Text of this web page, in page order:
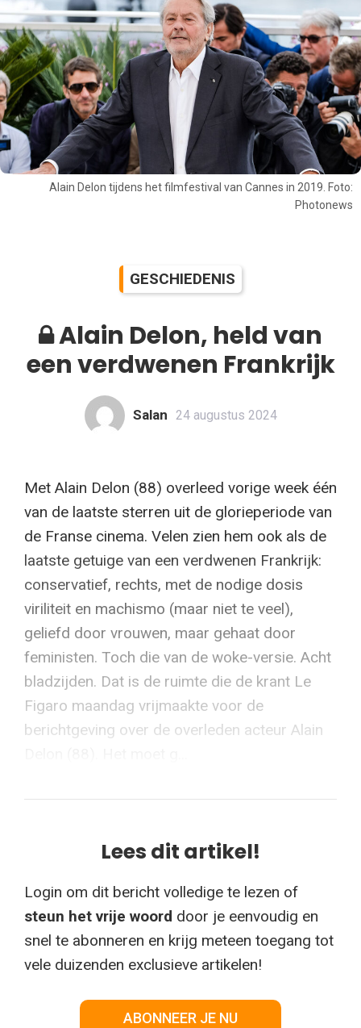
Alain Delon tijdens het filmfestival van Cannes in 2019. Foto:
Photonews
GESCHIEDENIS
Alain Delon, held van
een verdwenen Frankrijk
Salan 24 augustus 2024
Met Alain Delon (88) overleed vorige week één
van de laatste sterren uit de glorieperiode van
de Franse cinema. Velen zien hem ook als de
laatste getuige van een verdwenen Frankrijk:
conservatief, rechts, met de nodige dosis
viriliteit en machismo (maar niet te veel),
geliefd door vrouwen, maar gehaat door
feministen. Toch die van de woke-versie. Acht
bladzijden. Dat is de ruimte die de krant Le
Figaro maandag vrijmaakte voor de
berichtgeving over de overleden acteur Alain
Lees dit artikel!
Login om dit bericht volledige te lezen of
steun het vrije woord door je eenvoudig en
snel te abonneren en krijg meteen toegang tot
vele duizenden exclusieve artikelen!
ABONNEER JE NU